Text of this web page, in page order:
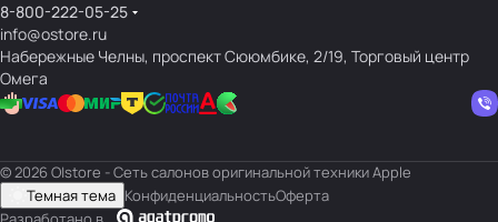
8-800-222-05-25
info@ostore.ru
Набережные Челны, проспект Сююмбике, 2/19, Торговый центр
Омега
© 2026 O|store - Сеть салонов оригинальной техники Apple
Темная тема КонфиденциальностьОферта